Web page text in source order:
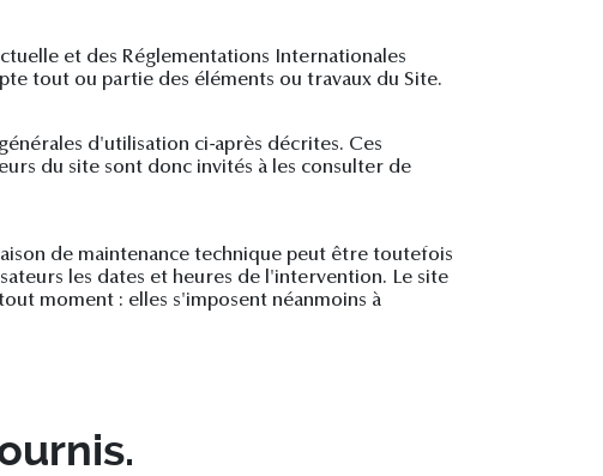
et des Réglementations Internationales
tout ou partie des éléments ou travaux du Site.
d'utilisation ci-après décrites. Ces
du site sont donc invités à les consulter de
de maintenance technique peut être toutefois
les dates et heures de l'intervention. Le site
moment : elles s'imposent néanmoins à